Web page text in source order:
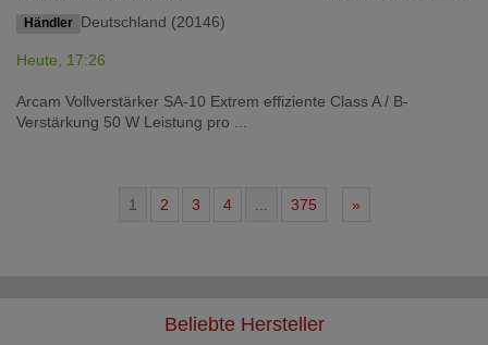
Händler Deutschland (20146)
Heute, 17:26
Arcam Vollverstärker SA-10 Extrem effiziente Class A / B-
Verstärkung 50 W Leistung pro ...
1 2 3 4 375 »
Beliebte Hersteller